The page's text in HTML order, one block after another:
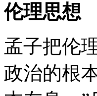
伦理思想
孟子把伦
政治的根